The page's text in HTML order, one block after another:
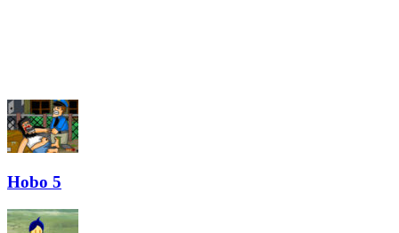
Hobo 5